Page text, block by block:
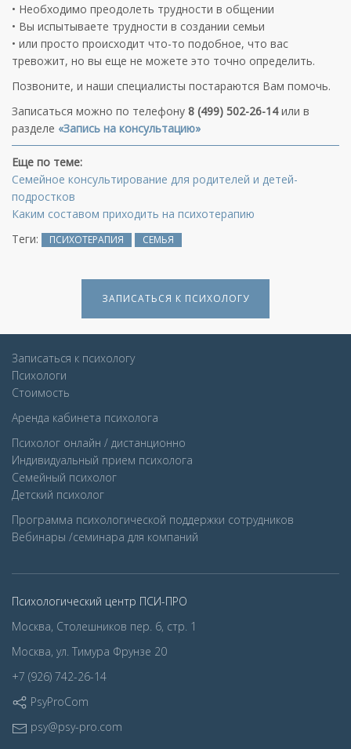
• Необходимо преодолеть трудности в общении
• Вы испытываете трудности в создании семьи
• или просто происходит что-то подобное, что вас
тревожит, но вы еще не можете это точно определить.
Позвоните, и наши специалисты постараются Вам помочь.
Записаться можно по телефону 8 (499) 502-26-14или в
разделе «Запись на консультацию»
Еще по теме:
Семейное консультирование для родителей и детей-
подростков
Каким составом приходить на психотерапию
Теги:
ПСИХОТЕРАПИЯ СЕМЬЯ
ЗАПИСАТЬСЯ К ПСИХОЛОГУ
Записаться к психологу
Психологи
Стоимость
Аренда кабинета психолога
Психолог онлайн / дистанционно
Индивидуальный прием психолога
Семейный психолог
Детcкий психолог
Программа психологической поддержки сотрудников
Вебинары /семинара для компаний
Психологический центр ПСИ-ПРО
Москва, Столешников пер. 6, стр. 1
Москва, ул. Тимура Фрунзе 20
+7 (926) 742-26-14
PsyProCom
psy@psy-pro.com